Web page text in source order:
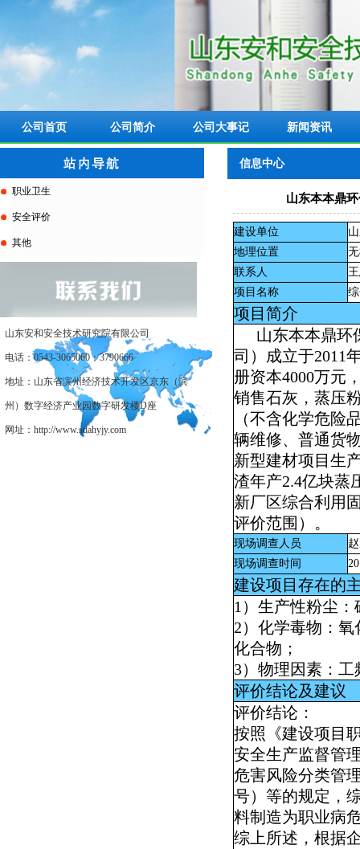
公司首页 公司简介 公司大事记 新闻资讯
职业卫生
安全评价
其他
山东安和安全技术研究院有限公司
电话：0543-3065060；3790666
地址：山东省滨州经济技术开发区京东（滨
州）数字经济产业园数字研发楼D座
网址：http://www.sdahyjy.com
信息中心
山东本本鼎
建设单位
地理位置
联系人
项目名称
项目简介
山东本本鼎环
司）成立于2011
册资本4000万元
销售石灰，蒸压
（不含化学危险
辆维修、普通货
新型建材项目生
渣年产2.4亿块蒸
新厂区综合利用
评价范围）。
现场调查人员
现场调查时间
建设项目存在的
1 ）生产性粉尘
2）化学毒物：
化合物；
3）物理因素：
评价结论及建议
评价结论：
按照 《建设项目
安全生产监督管
危害风险分类管
号）等的规定，
料制造为职业病
综上所述，根据